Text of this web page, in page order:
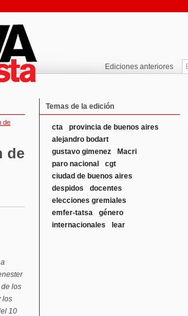
Ediciones anteriores
de
de
los
los
10
Temas de la edición
cta
provincia de buenos aires
alejandro bodart
gustavo gimenez
Macri
paro nacional
cgt
ciudad de buenos aires
despidos
docentes
elecciones gremiales
emfer-tatsa
género
internacionales
lear